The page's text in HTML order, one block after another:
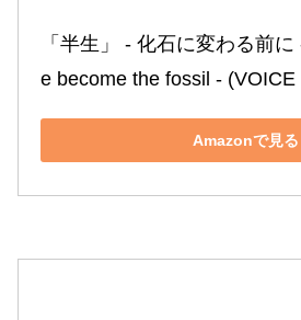
「半生」 ‐ 化石に変わる前
e become the fossil ‐
Amazonで見る